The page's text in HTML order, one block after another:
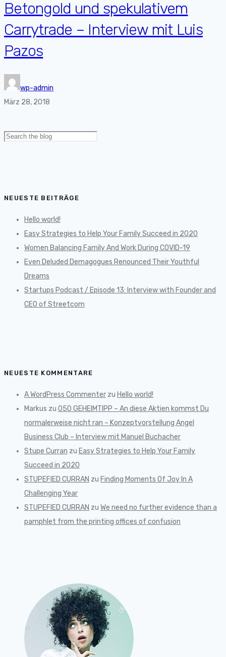
Betongold und spekulativem
Carrytrade – Interview mit Luis
Pazos
wp-admin
März 28, 2018
Search
NEUESTE BEITRÄGE
Hello world!
Easy Strategies to Help Your Family Succeed in 2020
Women Balancing Family And Work During COVID-19
Even Deluded Demagogues Renounced Their Youthful
Dreams
Startups Podcast / Episode 13: Interview with Founder and
CEO of Streetcom
NEUESTE KOMMENTARE
A WordPress Commenter zu Hello world!
Markus zu 050 GEHEIMTIPP – An diese Aktien kommst Du
normalerweise nicht ran – Konzeptvorstellung Angel
Business Club – Interview mit Manuel Buchacher
Stupe Curran zu Easy Strategies to Help Your Family
Succeed in 2020
STUPEFIED CURRAN zu Finding Moments Of Joy In A
Challenging Year
STUPEFIED CURRAN zu We need no further evidence than a
pamphlet from the printing offices of confusion